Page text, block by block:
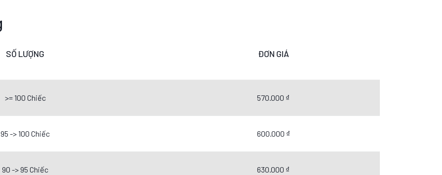
SỐ LƯỢNG ĐƠN GIÁ
>= 100 Chiếc 570.000 ₫
95 -> 100 Chiếc 600.000 ₫
90 -> 95 Chiếc 630.000 ₫